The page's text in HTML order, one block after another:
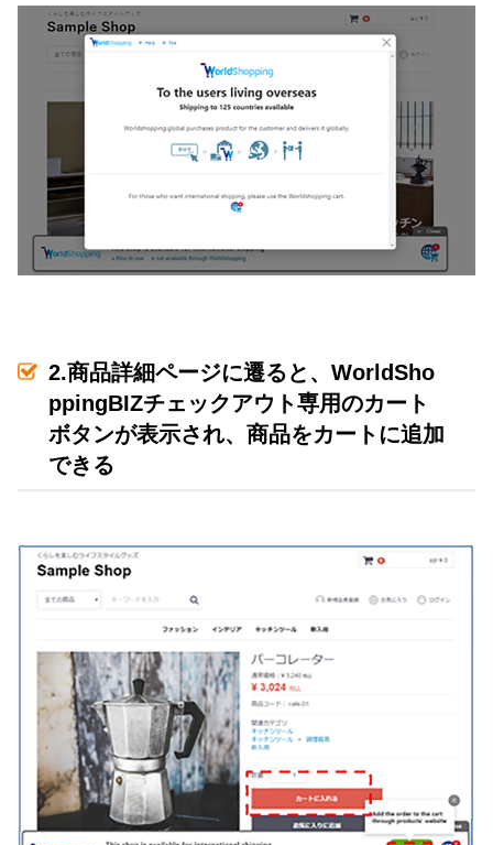
2.商品詳細ページに遷ると、WorldSho
ppingBIZチェックアウト専用のカート
ボタンが表示され、商品をカートに追加
できる